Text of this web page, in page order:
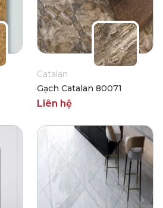
Catalan
Gạch Catalan 80071
Liên hệ